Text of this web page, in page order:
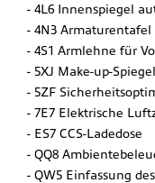
4L6 Innenspiegel
4N3 Armaturentafel
4S1 Armlehne für
5XJ Make-up-
5ZF
7E7 Elektrische
ES7 CCS-Ladedose
QQ8
QW5 Einfassung